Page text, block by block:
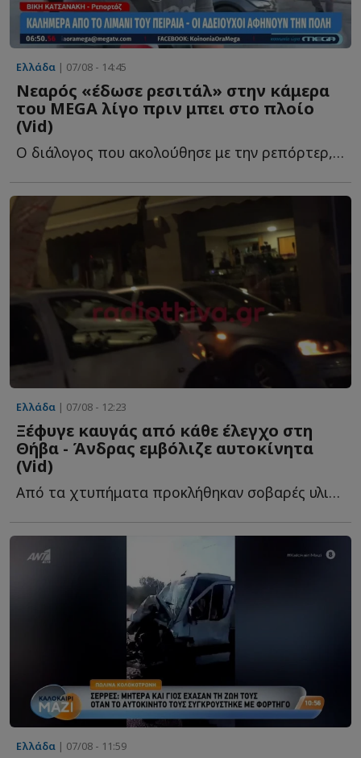
Ελλάδα | 07/08 - 14:45
Νεαρός «έδωσε ρεσιτάλ» στην κάμερα
του MEGA λίγο πριν μπει στο πλοίο
(Vid)
Ο διάλογος που ακολούθησε με την ρεπόρτερ, Βίκυ Κατσανάκη, ή...
Ελλάδα | 07/08 - 12:23
Ξέφυγε καυγάς από κάθε έλεγχο στη
Θήβα - Άνδρας εμβόλιζε αυτοκίνητα
(Vid)
Από τα χτυπήματα προκλήθηκαν σοβαρές υλικές ζημιές σ...
Ελλάδα | 07/08 - 11:59